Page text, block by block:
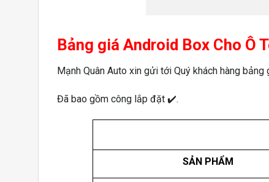
Bảng giá Android Box Cho Ô
Mạnh Quân Auto xin gửi tới Quý khách hàng
Đã bao gồm công lắp đặt ✔️.
SẢN PHẨM